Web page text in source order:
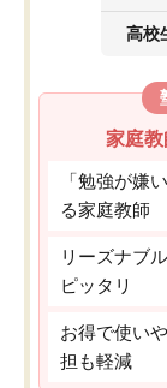
高校
家庭
「勉強が嫌
る家庭教師
リーズナブ
ピッタリ
お得で使い
担も軽減